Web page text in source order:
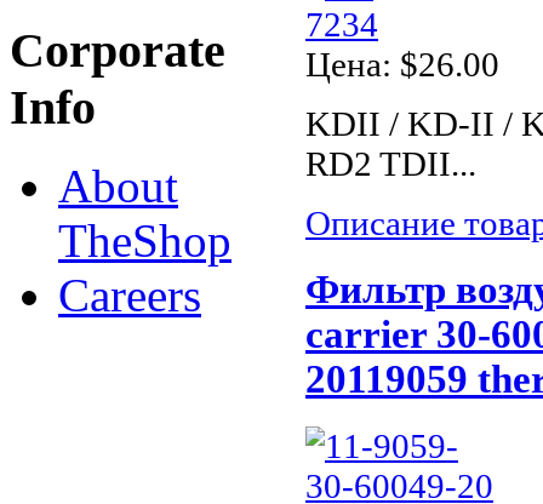
Цена: $26.00
KDII / KD-II /
RD2 TDII...
Описание
Фильтр
carrier 30-
20119059
Corporate
Info
About
TheShop
Careers